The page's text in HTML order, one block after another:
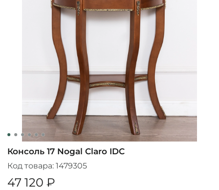
Консоль 17 Nogal Claro IDC
Код товара: 1479305
47 120 ₽